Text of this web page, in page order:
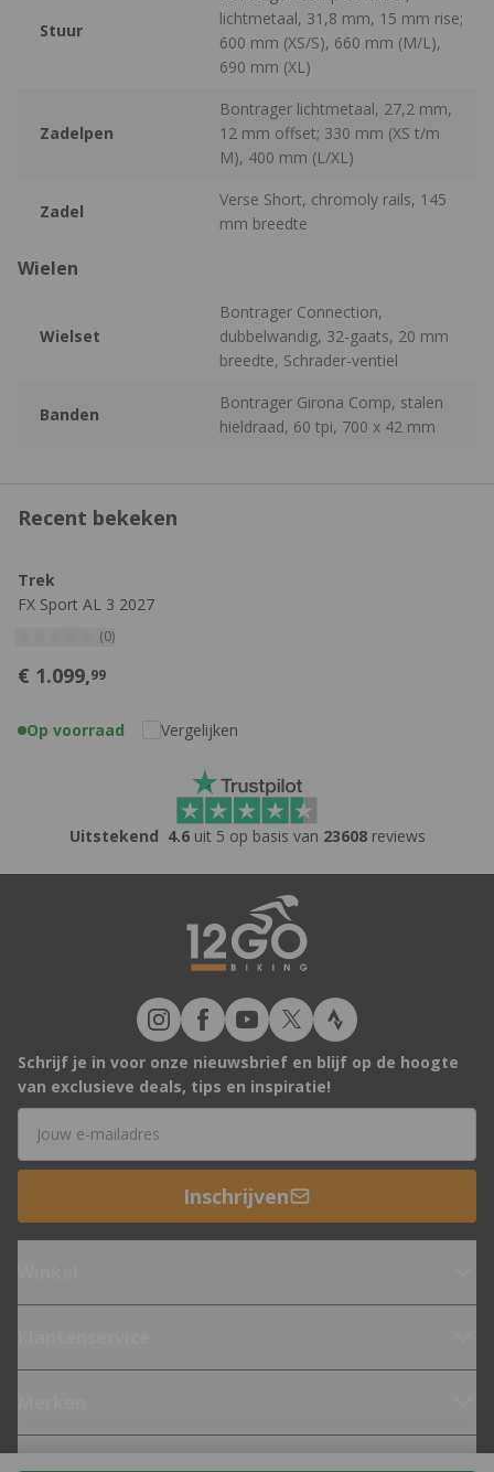
Stuur
lichtmetaal, 31,8 mm, 15 mm rise;
600 mm (XS/S), 660 mm (M/L),
690 mm (XL)
Zadelpen
Bontrager lichtmetaal, 27,2 mm,
12 mm offset; 330 mm (XS t/m
M), 400 mm (L/XL)
Zadel
Verse Short, chromoly rails, 145
mm breedte
Wielen
Wielset
Bontrager Connection,
dubbelwandig, 32-gaats, 20 mm
breedte, Schrader-ventiel
Banden
Bontrager Girona Comp, stalen
hieldraad, 60 tpi, 700 x 42 mm
Recent bekeken
Trek
FX Sport AL 3 2027
(0)
€ 1.099,99
Op voorraad Vergelijken
Uitstekend 4.6uit 5 op basis van 23608reviews
Schrijf je in voor onze nieuwsbrief en blijf op de hoogte
van exclusieve deals, tips en inspiratie!
E-mailadres
Inschrijven